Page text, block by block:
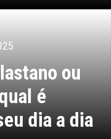
ou
é
dia a dia